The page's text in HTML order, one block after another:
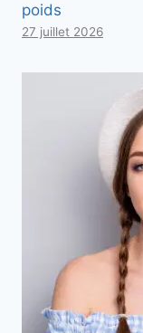
poids
27 juillet 2026